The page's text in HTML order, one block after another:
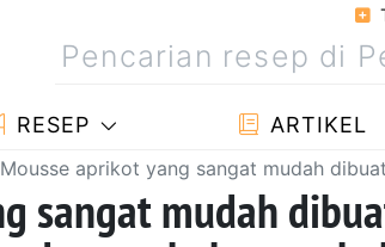
RESEP ARTIKEL
Mousse aprikot yang sangat mudah
sangat mudah